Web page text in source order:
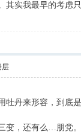
其实我最早的考虑
层
丹来形容，到底
变，还有么…朋党